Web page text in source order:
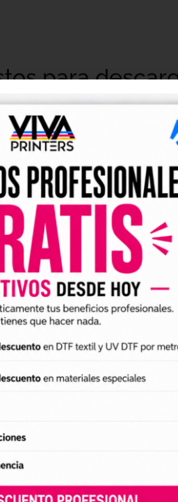
para
para talleres de
sencilla.
preparados para
DTF o UV DTF.
sudaderas, tote bags, ropa
y ayudarte a crear
preparar el archivo en
personalizar vasos, botellas,
personalización de objetos y